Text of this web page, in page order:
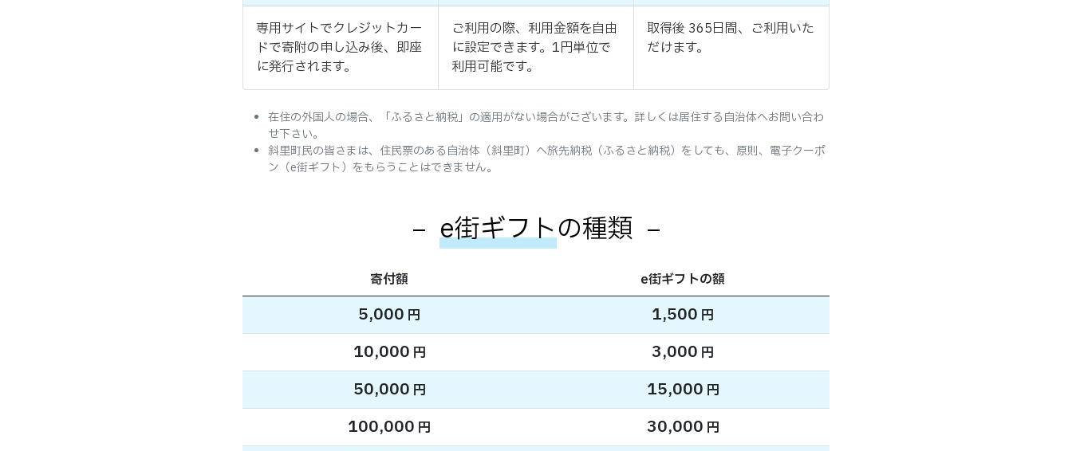
専用サイトでクレジットカー
ドで寄附の申し込み後、即座
に発行されます。
ご利用の際、利用金額を自由
に設定できます。1円単位で
利用可能です。
取得後 365日間、ご利用いた
だけます。
在住の外国人の場合、「ふるさと納税」の適用がない場合がございます。詳しくは居住する自治体へお問い合わ
せ下さい。
斜里町民の皆さまは、住民票のある自治体（斜里町）へ旅先納税（ふるさと納税）をしても、原則、電子クーポ
ン（e街ギフト）をもらうことはできません。
e街ギフトの種類
寄付額 e街ギフトの額
5,000 円 1,500 円
10,000 円 3,000 円
50,000 円 15,000 円
100,000 円 30,000 円